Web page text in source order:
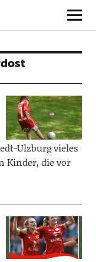
Ulzburg vieles
Kinder, die vor